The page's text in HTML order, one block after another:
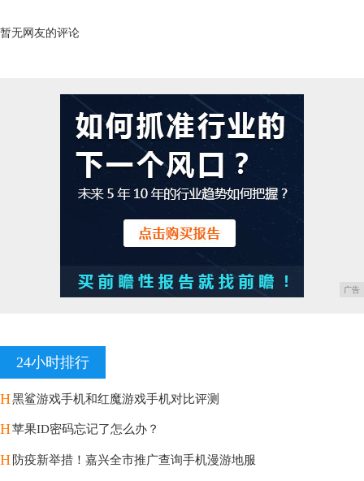
暂无网友的评论
广告
24小时排行
H黑鲨游戏手机和红魔游戏手机对比评测
H苹果ID密码忘记了怎么办？
H防疫新举措！嘉兴全市推广查询手机漫游地服